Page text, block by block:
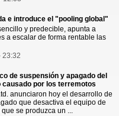
e introduce el "pooling global"
y predecible, apunta a
a escalar de forma rentable las
23:32
de suspensión y apagado del
por los terremotos
anunciaron hoy el desarrollo de
que desactiva el equipo de
se produzca un ...